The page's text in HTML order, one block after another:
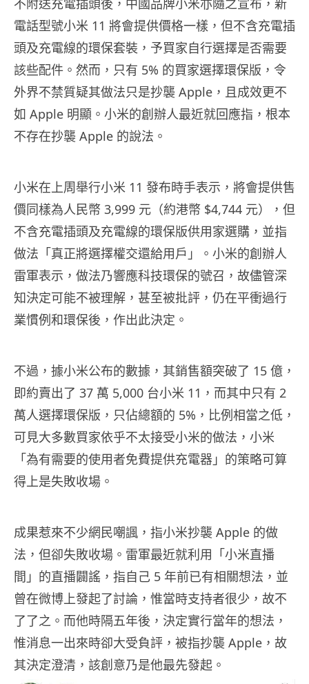
不附送充電插頭後，中國品牌小米亦隨之宣布，新
電話型號小米 11 將會提供價格一樣，但不含充電插
頭及充電線的環保套裝，予買家自行選擇是否需要
該些配件。然而，只有 5% 的買家選擇環保版，令
外界不禁質疑其做法只是抄襲 Apple，且成效更不
如 Apple 明顯。小米的創辦人最近就回應指，根本
不存在抄襲 Apple 的說法。
小米在上周舉行小米 11 發布時手表示，將會提供售
價同樣為人民幣 3,999 元（約港幣 $4,744 元），但
不含充電插頭及充電線的環保版供用家選購，並指
做法「真正將選擇權交還給用戶」。小米的創辦人
雷軍表示，做法乃響應科技環保的號召，故儘管深
知決定可能不被理解，甚至被批評，仍在平衝過行
業慣例和環保後，作出此決定。
不過，據小米公布的數據，其銷售額突破了 15 億，
即約賣出了 37 萬 5,000 台小米 11，而其中只有 2
萬人選擇環保版，只佔總額的 5%，比例相當之低，
可見大多數買家依乎不太接受小米的做法，小米
「為有需要的使用者免費提供充電器」的策略可算
得上是失敗收場。
成果惹來不少網民嘲諷，指小米抄襲 Apple 的做
法，但卻失敗收場。雷軍最近就利用「小米直播
間」的直播闢謠，指自己 5 年前已有相關想法，並
曾在微博上發起了討論，惟當時支持者很少，故不
了了之。而他時隔五年後，決定實行當年的想法，
惟消息一出來時卻大受負評，被指抄襲 Apple，故
其決定澄清，該創意乃是他最先發起。